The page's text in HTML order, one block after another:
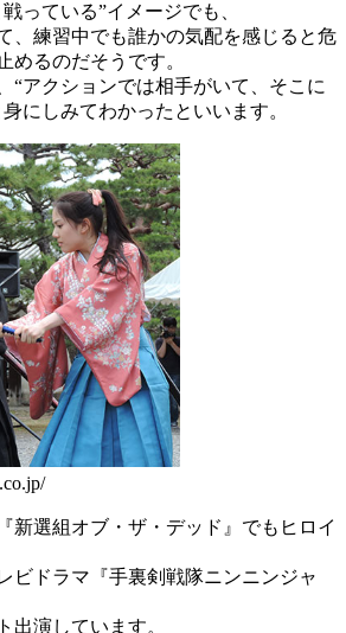
っている”イメージでも、
、練習中でも誰かの気配を感じると危
めるのだそうです。
“アクションでは相手がいて、そこに
にしみてわかったといいます。
新選組オブ・ザ・デッド』でもヒロイ
ビドラマ『手裏剣戦隊ニンニンジャ
出演しています。